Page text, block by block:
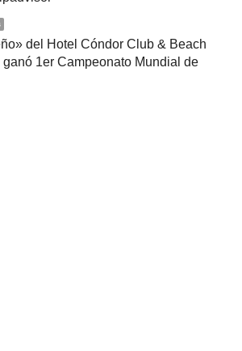
del Hotel Cóndor Club & Beach
ganó 1er Campeonato Mundial de